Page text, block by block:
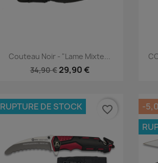
Aperçu rapide
Couteau Noir - "Lame Mixte...
34,90 € 29,90 €
RUPTURE DE STOCK favorite_border
-